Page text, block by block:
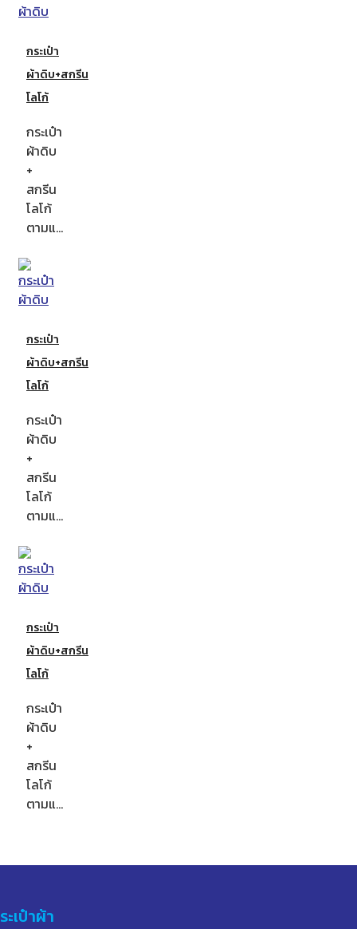
กระเป๋า
ผ้าดิบ+สกรีน
โลโก้
กระเป๋า
ผ้าดิบ
+
สกรีน
โลโก้
ตามแ…
กระเป๋า
ผ้าดิบ+สกรีน
โลโก้
กระเป๋า
ผ้าดิบ
+
สกรีน
โลโก้
ตามแ…
กระเป๋า
ผ้าดิบ+สกรีน
โลโก้
กระเป๋า
ผ้าดิบ
+
สกรีน
โลโก้
ตามแ…
ะเป๋าผ้า